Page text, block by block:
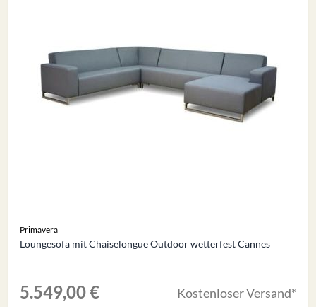
Primavera
Loungesofa mit Chaiselongue Outdoor wetterfest Cannes
5.549,00 € Kostenloser Versand*